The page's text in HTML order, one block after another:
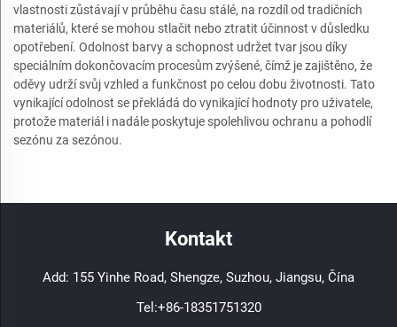
vlastnosti zůstávají v průběhu času stálé, na rozdíl od tradičních
materiálů, které se mohou stlačit nebo ztratit účinnost v důsledku
opotřebení. Odolnost barvy a schopnost udržet tvar jsou díky
speciálním dokončovacím procesům zvýšené, čímž je zajištěno, že
oděvy udrží svůj vzhled a funkčnost po celou dobu životnosti. Tato
vynikající odolnost se překládá do vynikající hodnoty pro uživatele,
protože materiál i nadále poskytuje spolehlivou ochranu a pohodlí
sezónu za sezónou.
Kontakt
Add: 155 Yinhe Road, Shengze, Suzhou, Jiangsu, Čína
Tel:+86-18351751320